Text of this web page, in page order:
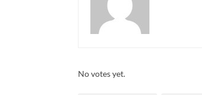
No votes yet.